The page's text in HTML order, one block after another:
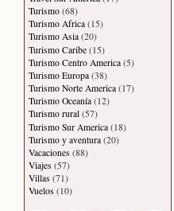
Turismo (68)
Turismo Africa (15)
Turismo Asia (20)
Turismo Caribe (15)
Turismo Centro America (5)
Turismo Europa (38)
Turismo Norte America (17)
Turismo Oceanía (12)
Turismo rural (57)
Turismo Sur America (18)
Turismo y aventura (20)
Vacaciones (88)
Viajes (57)
Villas (71)
Vuelos (10)